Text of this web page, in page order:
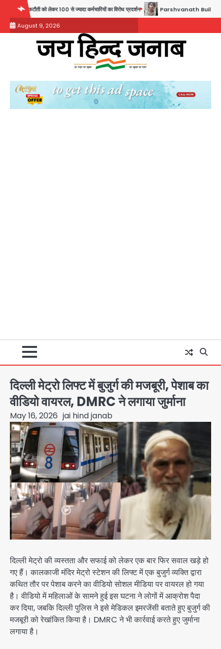
content
100 से ज्यादा कर्मचारियों का विरोध प्रदर्शन Parshvanath Building Shooting:
August 9, 2026
दिल्ली मेट्रो लिफ्ट में बुजुर्ग की मजबूरी, पेशाब का
वीडियो वायरल, DMRC ने लगाया जुर्माना
May 16, 2026 jai hind janab
दिल्ली मेट्रो की व्यस्तता और सफाई को लेकर एक बार फिर सवाल खड़े हो
गए हैं। कालकाजी मंदिर मेट्रो स्टेशन की लिफ्ट में एक बुजुर्ग व्यक्ति द्वारा
कथित तौर पर पेशाब करने का वीडियो सोशल मीडिया पर वायरल हो गया
है। वीडियो में महिलाओं के सामने हुई इस घटना ने लोगों में आक्रोश पैदा
कर दिया, जबकि दिल्ली पुलिस ने इसे मेडिकल इमरजेंसी बताते हुए बुजुर्ग की
मजबूरी को रेखांकित किया है। DMRC ने भी कार्रवाई करते हुए जुर्माना
लगाया है।